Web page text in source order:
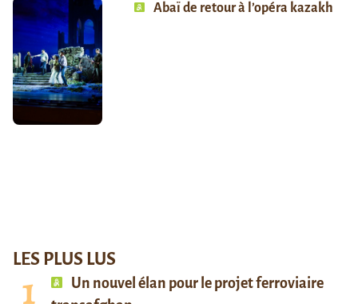
Abaï de retour à l’opéra kazakh
LES PLUS LUS
Un nouvel élan pour le projet ferroviaire